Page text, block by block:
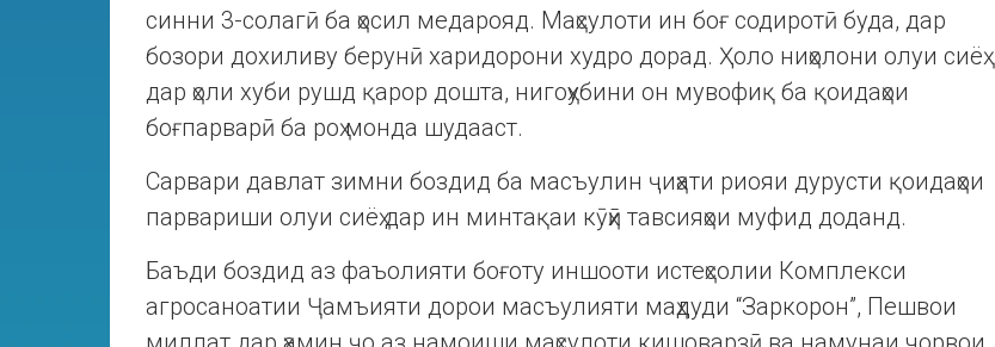
синни 3-солагӣ ба ҳосил медарояд. Маҳсулоти ин боғ содиротӣ буда, дар
бозори дохиливу берунӣ харидорони худро дорад. Ҳоло ниҳолони олуи сиёҳ
дар ҳоли хуби рушд қарор дошта, нигоҳубини он мувофиқ ба қоидаҳои
боғпарварӣ ба роҳ монда шудааст.
Сарвари давлат зимни боздид ба масъулин ҷиҳати риояи дурусти қоидаҳои
парвариши олуи сиёҳ дар ин минтақаи кӯҳӣ тавсияҳои муфид доданд.
Баъди боздид аз фаъолияти боғоту иншооти истеҳсолии Комплекси
агросаноатии Ҷамъияти дорои масъулияти маҳдуди “Заркорон”, Пешвои